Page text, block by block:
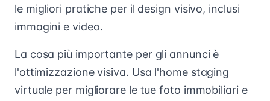
le migliori pratiche per il design visivo, inclusi
immagini e video.
La cosa più importante per gli annunci è
l'ottimizzazione visiva. Usa l'home staging
virtuale per migliorare le tue foto immobiliari e